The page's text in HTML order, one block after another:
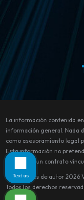
La información contenida
información general. Nada
como asesoramiento legal
Esta información no
constituye un contrato
© Derechos de autor 2026
Todos los derechos
Text us